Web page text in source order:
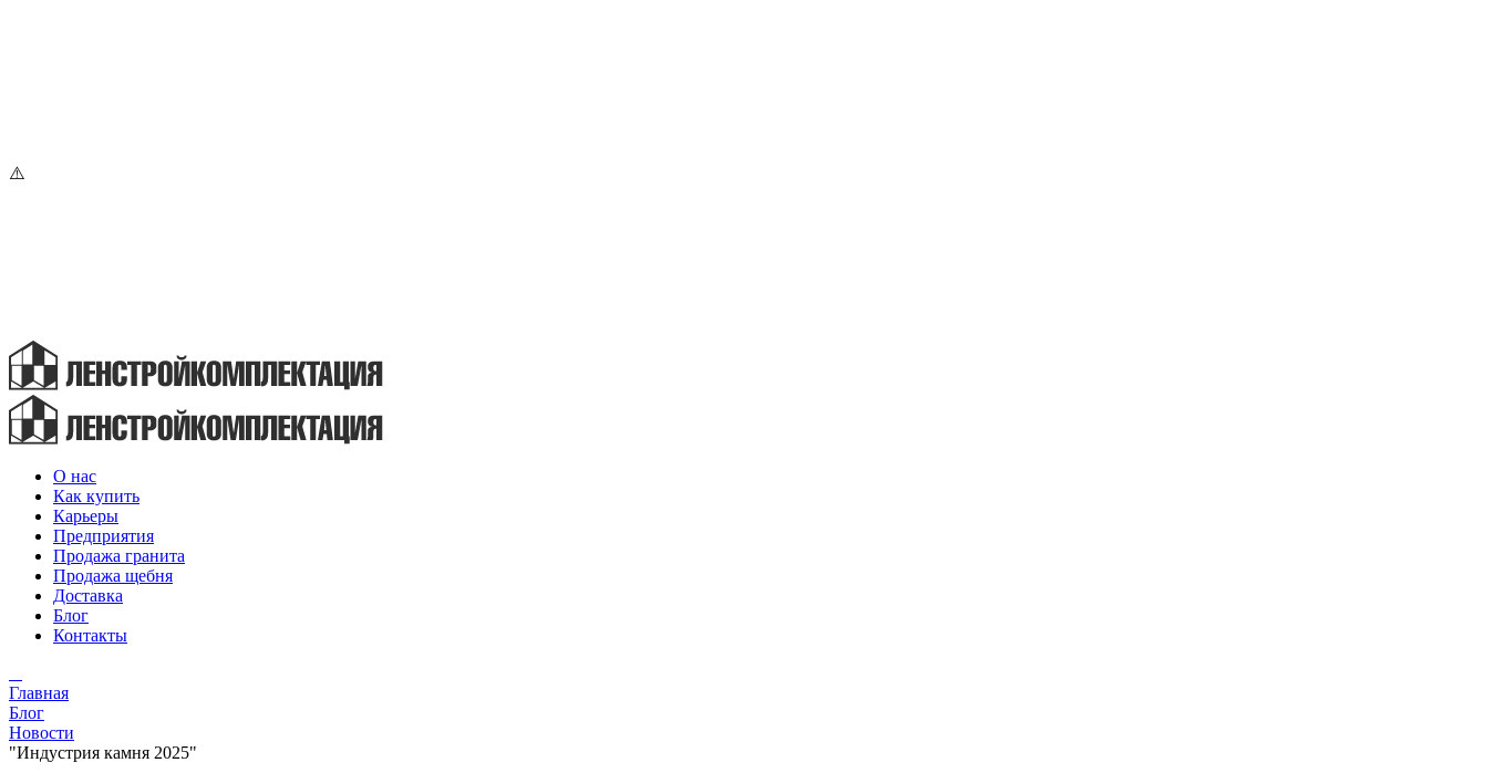
О нас
Как купить
Карьеры
Предприятия
Продажа гранита
Продажа щебня
Доставка
Блог
Контакты
Главная
Блог
Новости
"Индустрия камня 2025"